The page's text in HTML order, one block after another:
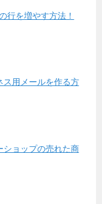
行を増やす方法！
ス用メールを作る方
ショップの売れた商